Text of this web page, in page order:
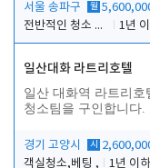
서울 송파구 월
전반적인 청소 업무(객실청소.객실정리)
1년
일산대화 라트리호텔
일산 대화역 라트리호
청소팀을 구인합니다.
경기 고양시 시
객실청소,베팅 ,
1년 이하